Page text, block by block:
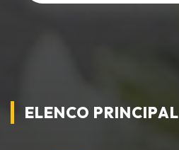
ELENCO PRINCIPAL